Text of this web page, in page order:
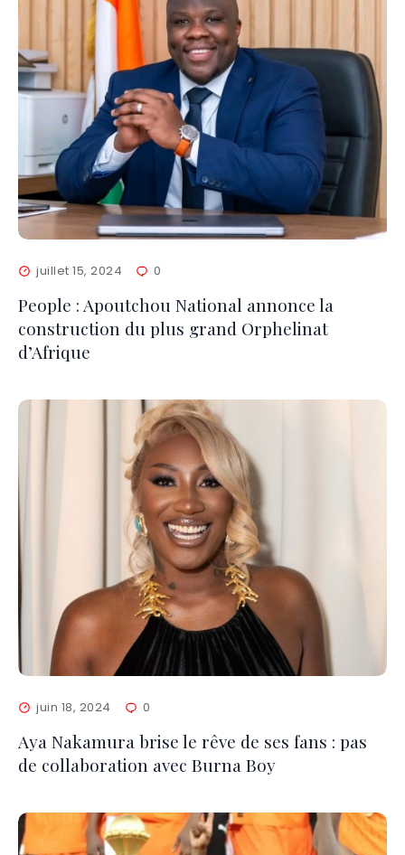
juillet 15, 2024 0
People : Apoutchou National annonce la
construction du plus grand Orphelinat
d’Afrique
juin 18, 2024 0
Aya Nakamura brise le rêve de ses fans : pas
de collaboration avec Burna Boy